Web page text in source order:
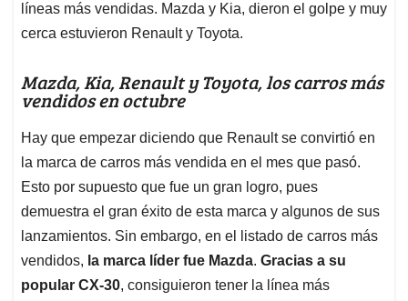
líneas más vendidas. Mazda y Kia, dieron el golpe y muy
cerca estuvieron Renault y Toyota.
Mazda, Kia, Renault y Toyota, los carros más
vendidos en octubre
Hay que empezar diciendo que Renault se convirtió en
la marca de carros más vendida en el mes que pasó.
Esto por supuesto que fue un gran logro, pues
demuestra el gran éxito de esta marca y algunos de sus
lanzamientos. Sin embargo, en el listado de carros más
vendidos, la marca líder fue Mazda. Gracias a su
popular CX-30, consiguieron tener la línea más